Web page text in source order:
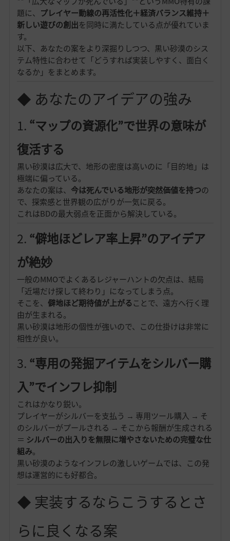
題に、 プレイヤー動線の再活性化＋経済バランス維持＋
新しい遊びの創出を同時に満たしている点が優れていま
す。
以下、あなたの案をより深掘りしつつ、黒い砂漠のシス
テム特性に合わせて「どうすれば実装しやすく、面白く
なるか」をまとめます。
◆ あなたのアイデアの強み
1. “マップの資源化”で世界の意味が
復活する
黒い砂漠は広大で、地形の密度は高いのに「目的地」は
極端に偏っている。
あなたの案は、 今は死んでいる地形が突然価値を持つの
で、探索感と世界観の広がりが一気に戻る。
これはBDの最大弱点を正面から解決している。
2. “僻地ほどレア率上昇”のアイデア
が絶妙
一般のMMOでよくあるレジャーハントの欠点は、結局
「近場だけ探して終わり」になってしまう点。
そこを、 僻地ほど期待値が上がる ことで、遠方へ行く理
由が生まれる。
黒い砂漠は地形の個性が強いので、この仕掛けは非常に
相性が良い。
3. “専用の発掘アイテムをシルバー購
入”でインフレ抑制
これはかなり鋭い。
プレイヤーがシルバーを支払う → 専用ツール購入 → そ
のシルバーがプールされる → そこから報酬が生成される
＝ シルバーの出入りを無限に増やさないための完璧な仕
組み。
黒い砂漠のようなインフレの激しいゲームでは、この発
想は運営的にも好都合。
◆ 実装するならこうするとさ
らに良くなる案